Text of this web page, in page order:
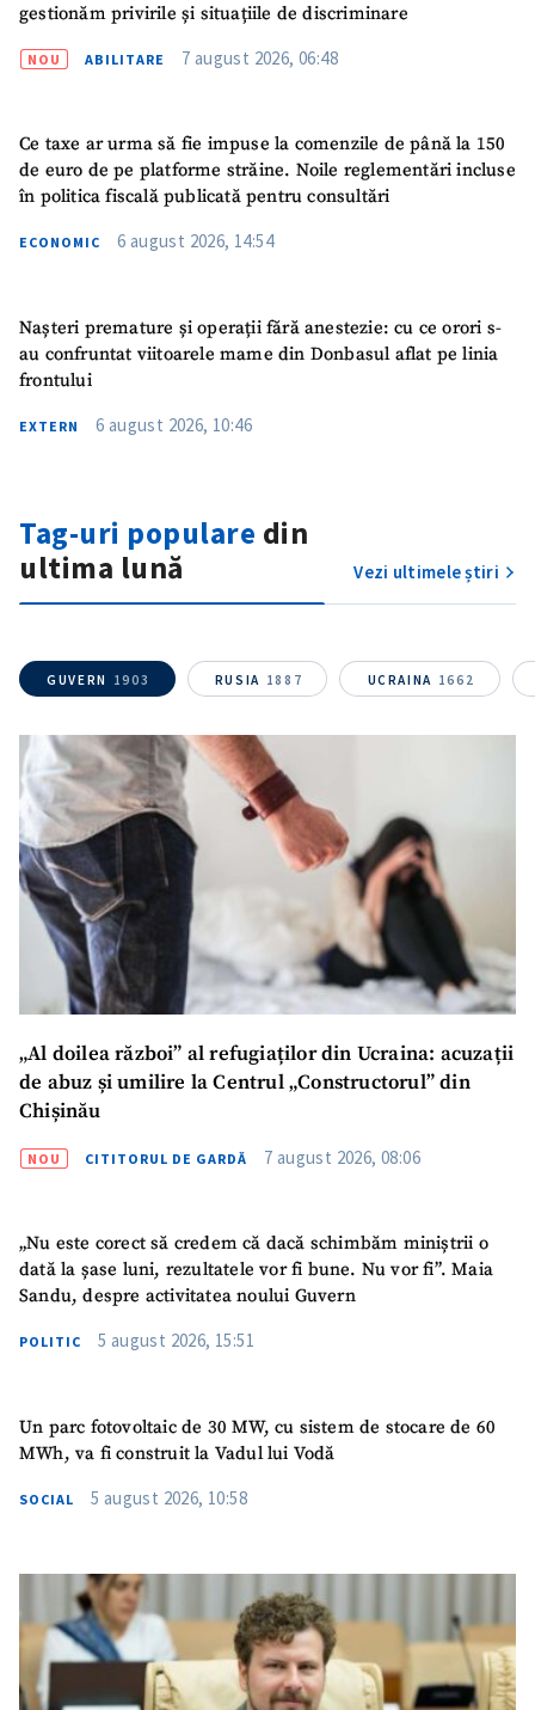
gestionăm privirile și situațiile de discriminare
NOU ABILITARE 7 august 2026, 06:48
Ce taxe ar urma să fie impuse la comenzile de până la 150
de euro de pe platforme străine. Noile reglementări incluse
în politica fiscală publicată pentru consultări
ECONOMIC 6 august 2026, 14:54
Nașteri premature și operații fără anestezie: cu ce orori s-
au confruntat viitoarele mame din Donbasul aflat pe linia
frontului
EXTERN 6 august 2026, 10:46
Tag-uri populare din
ultima lună
Vezi ultimele știri
GUVERN 1903 RUSIA 1887 UCRAINA 1662
„Al doilea război” al refugiaților din Ucraina: acuzații
de abuz și umilire la Centrul „Constructorul” din
Chișinău
NOU CITITORUL DE GARDĂ 7 august 2026, 08:06
„Nu este corect să credem că dacă schimbăm miniștrii o
dată la șase luni, rezultatele vor fi bune. Nu vor fi”. Maia
Sandu, despre activitatea noului Guvern
POLITIC 5 august 2026, 15:51
Un parc fotovoltaic de 30 MW, cu sistem de stocare de 60
MWh, va fi construit la Vadul lui Vodă
SOCIAL 5 august 2026, 10:58